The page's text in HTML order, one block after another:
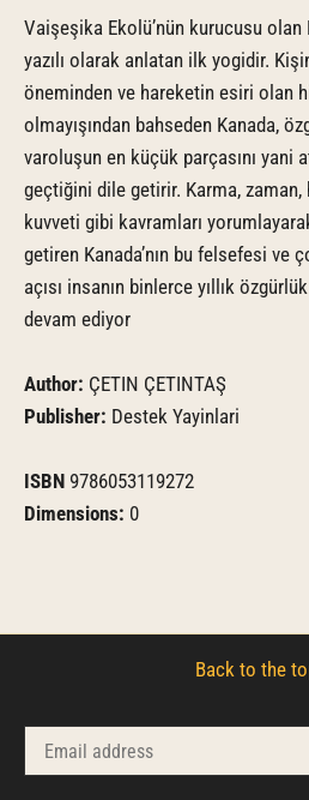
Vaişeşika Ekolü’nün kurucusu
yazılı olarak anlatan ilk yogidir.
öneminden ve hareketin esiri olan
olmayışından bahseden Kanada,
varoluşun en küçük parçasını yani
geçtiğini dile getirir. Karma, zaman,
kuvveti gibi kavramları
getiren Kanada’nın bu felsefesi ve
açısı insanın binlerce yıllık
devam ediyor
Author: ÇETIN ÇETINTAŞ
Publisher: Destek Yayinlari
ISBN 9786053119272
Dimensions: 0
Back to the